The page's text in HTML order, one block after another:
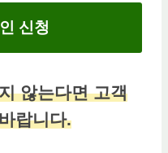
신청
않는다면 고객
랍니다.